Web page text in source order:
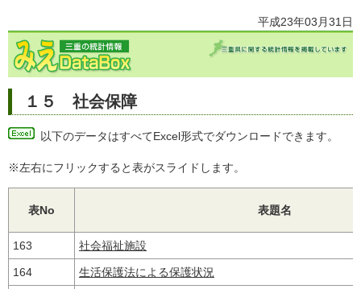
平成23年03月31日
１５ 社会保障
以下のデータはすべてExcel形式でダウンロードできます。
※左右にフリックすると表がスライドします。
表No 表題名
163 社会福祉施設
164 生活保護法による保護状況